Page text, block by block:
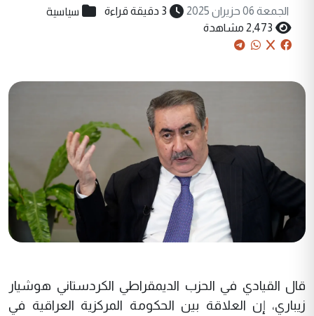
الجمعة 06 حزيران 2025 3 دقيقة قراءة سياسية
2,473 مشاهدة
قال القيادي في الحزب الديمقراطي الكردستاني هوشيار
زيباري، إن العلاقة بين الحكومة المركزية العراقية في